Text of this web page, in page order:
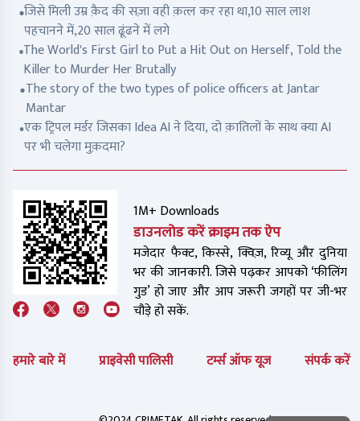
जिसे मिली उम्र क़ैद की सज़ा वही क़त्ल कर रहा था,10 साल लाश
पहचानने में,20 साल ढूंढने में लगे
The World's First Girl to Put a Hit Out on Herself, Told the
Killer to Murder Her Brutally
The story of the two types of police officers at Jantar
Mantar
एक ट्रिपल मर्डर जिसका Idea AI ने दिया, दो क़ातिलों के साथ क्या AI
पर भी चलेगा मुक़दमा?
1M+ Downloads
डाउनलोड करें क्राइम तक ऐप
मजेदार फैक्ट, किस्से, क्विज़, रिव्यू और दुनिया
भर की जानकारी. जिसे पढ़कर आपको ‘फीलिंग
गुड’ हो जाए और आप जरूरी जगहों पर जी-भर
चौड़े हो सकें.
हमारे बारे में प्राइवेसी पालिसी टर्म्स ऑफ यूज संपर्क करें